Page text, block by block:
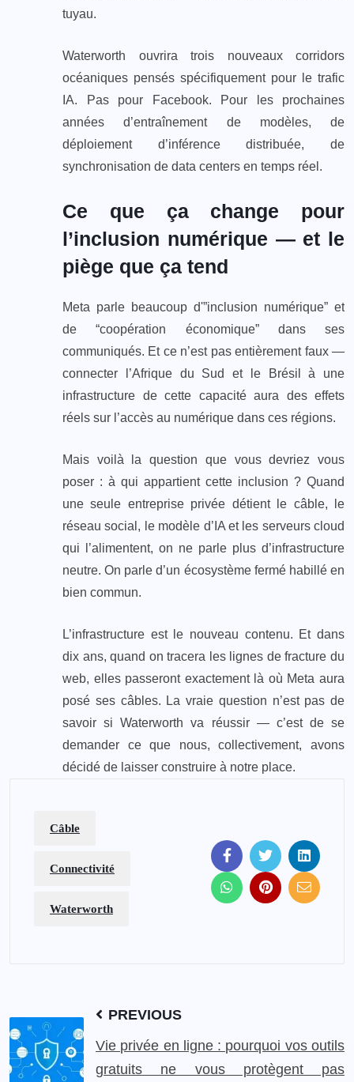
tuyau.
Waterworth ouvrira trois nouveaux corridors
océaniques pensés spécifiquement pour le trafic
IA. Pas pour Facebook. Pour les prochaines
années d’entraînement de modèles, de
déploiement d’inférence distribuée, de
synchronisation de data centers en temps réel.
Ce que ça change pour
l’inclusion numérique — et le
piège que ça tend
Meta parle beaucoup d'”inclusion numérique” et
de “coopération économique” dans ses
communiqués. Et ce n’est pas entièrement faux —
connecter l’Afrique du Sud et le Brésil à une
infrastructure de cette capacité aura des effets
réels sur l’accès au numérique dans ces régions.
Mais voilà la question que vous devriez vous
poser : à qui appartient cette inclusion ? Quand
une seule entreprise privée détient le câble, le
réseau social, le modèle d’IA et les serveurs cloud
qui l’alimentent, on ne parle plus d’infrastructure
neutre. On parle d’un écosystème fermé habillé en
bien commun.
L’infrastructure est le nouveau contenu. Et dans
dix ans, quand on tracera les lignes de fracture du
web, elles passeront exactement là où Meta aura
posé ses câbles. La vraie question n’est pas de
savoir si Waterworth va réussir — c’est de se
demander ce que nous, collectivement, avons
décidé de laisser construire à notre place.
Câble
Connectivité
Waterworth
PREVIOUS
Vie privée en ligne : pourquoi vos outils
gratuits ne vous protègent pas